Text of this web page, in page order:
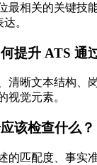
最相关的关键技
。
提升 ATS 通
清晰文本结构、
视觉元素。
该检查什么？
的匹配度、事实